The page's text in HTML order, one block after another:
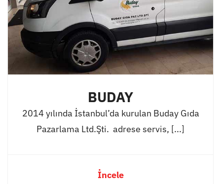
BUDAY
2014 yılında İstanbul’da kurulan Buday Gıda
Pazarlama Ltd.Şti. adrese servis, [...]
İncele